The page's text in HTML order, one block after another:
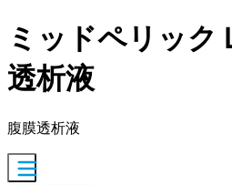
ミッドペリック
透析液
腹膜透析液